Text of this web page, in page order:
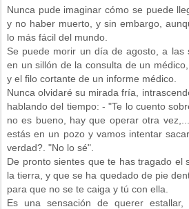
Nunca pude imaginar cómo se puede
y no haber muerto, y sin embargo,
lo más fácil del mundo.
Se puede morir un día de agosto, a las
en un sillón de la consulta de un
y el filo cortante de un informe médico.
Nunca olvidaré su mirada fría,
hablando del tiempo: - "Te lo cuento
no es bueno, hay que operar otra
estás en un pozo y vamos intentar
verdad?. "No lo sé".
De pronto sientes que te has tragado el
la tierra, y que se ha quedado de pie
para que no se te caiga y tú con ella.
Es una sensación de querer